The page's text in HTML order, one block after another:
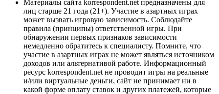
Материалы сайта korrespondent.net предназначены для
лиц старше 21 года (21+). Участие в азартных играх
может вызвать игровую зависимость. Соблюдайте
правила (принципы) ответственной игры. При
обнаружении первых признаков зависимости
немедленно обратитесь к специалисту. Помните, что
участие в азартных играх не может являться источником
доходов или альтернативой работе. Информационный
ресурс korrespondent.net не проводит игры на реальные
и/или виртуальные деньги, сайт не принимает ни в
какой форме оплату ставок и других платежей, которые